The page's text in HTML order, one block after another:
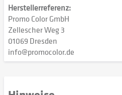
Herstellerreferenz:
Promo Color GmbH
Zellescher Weg 3
01069 Dresden
info@promocolor.de